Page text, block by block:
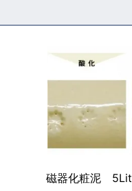
磁器化粧泥 5Lit